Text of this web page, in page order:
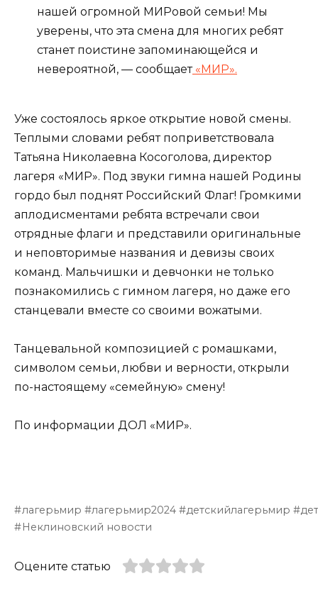
нашей огромной МИРовой семьи! Мы
уверены, что эта смена для многих ребят
станет поистине запоминающейся и
невероятной, — сообщает«МИР».
Уже состоялось яркое открытие новой смены.
Теплыми словами ребят поприветствовала
Татьяна Николаевна Косоголова, директор
лагеря «МИР». Под звуки гимна нашей Родины
гордо был поднят Российский Флаг! Громкими
аплодисментами ребята встречали свои
отрядные флаги и представили оригинальные
и неповторимые названия и девизы своих
команд. Мальчишки и девчонки не только
познакомились с гимном лагеря, но даже его
станцевали вместе со своими вожатыми.
Танцевальной композицией с ромашками,
символом семьи, любви и верности, открыли
по-настоящему «семейную» смену!
По информации ДОЛ «МИР».
лагерьмир #лагерьмир2024 #детскийлагерьмир
Неклиновский новости
Оцените статью